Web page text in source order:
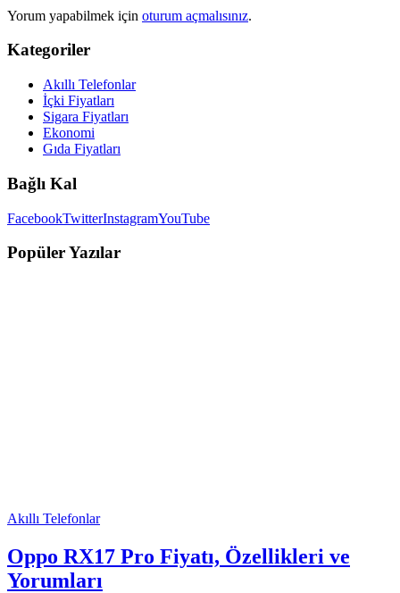
Yorum yapabilmek için oturum açmalısınız.
Kategoriler
Akıllı Telefonlar
İçki Fiyatları
Sigara Fiyatları
Ekonomi
Gıda Fiyatları
Bağlı Kal
FacebookTwitterInstagramYouTube
Popüler Yazılar
Akıllı Telefonlar
Oppo RX17 Pro Fiyatı, Özellikleri ve
Yorumları